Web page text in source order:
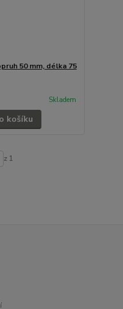
50 mm, délka 75
Skladem
košíku
z 1